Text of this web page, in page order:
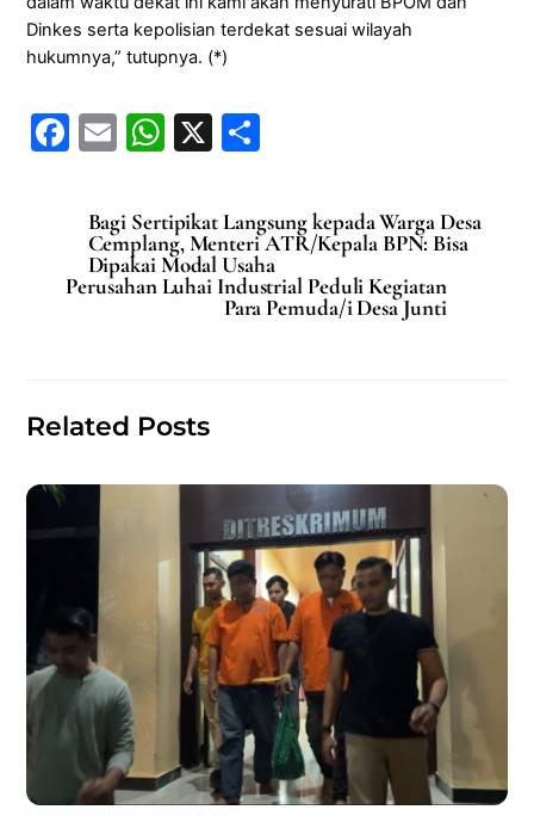
Dinkes serta kepolisian terdekat sesuai wilayah
hukumnya,” tutupnya. (*)
F
c
e
b
E
ai
l
W
at
s
A
X
ar
e
Bagi Sertipikat Langsung kepada Warga Desa
Cemplang, Menteri ATR/Kepala BPN: Bisa
Dipakai Modal Usaha
Perusahan Luhai Industrial Peduli Kegiatan
Para Pemuda/i Desa Junti
Related Posts